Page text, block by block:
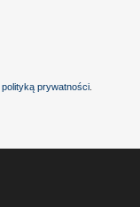
polityką prywatności.